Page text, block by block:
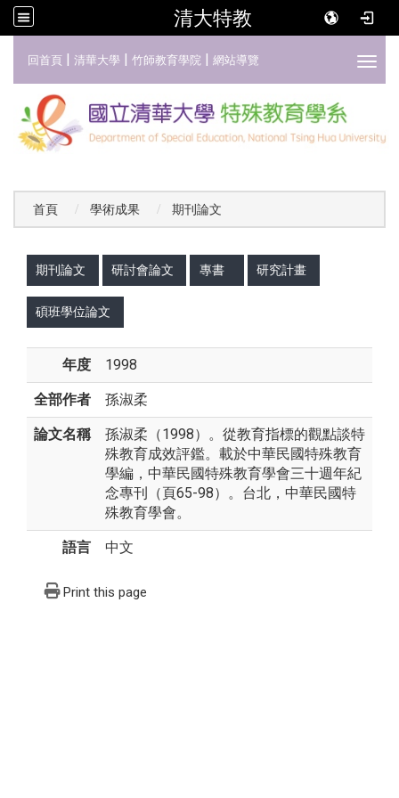
清大特教
回首頁 | 清華大學 | 竹師教育學院 | 網站導覽
首頁 學術成果 期刊論文
期刊論文 研討會論文 專書 研究計畫
碩班學位論文
年度 1998
全部作者 孫淑柔
論文名稱
孫淑柔（1998）。從教育指標的觀點談特
殊教育成效評鑑。載於中華民國特殊教育
學編，中華民國特殊教育學會三十週年紀
念專刊（頁65-98）。台北，中華民國特
殊教育學會。
語言 中文
Print this page